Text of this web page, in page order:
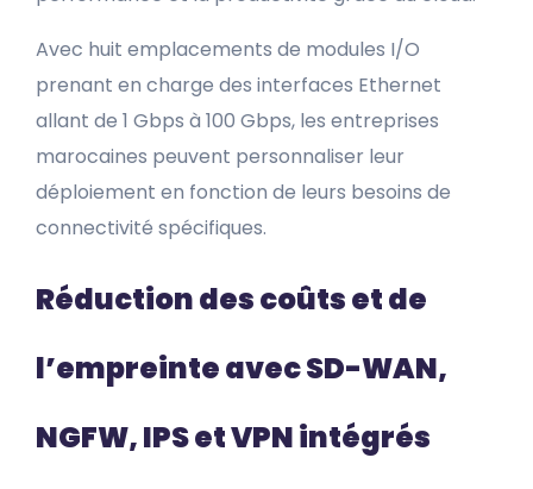
Avec huit emplacements de modules I/O
prenant en charge des interfaces Ethernet
allant de 1 Gbps à 100 Gbps, les entreprises
marocaines peuvent personnaliser leur
déploiement en fonction de leurs besoins de
connectivité spécifiques.
Réduction des coûts et de
l’empreinte avec SD-WAN,
NGFW, IPS et VPN intégrés